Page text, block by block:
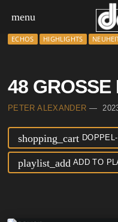
menu
ECHOS HIGHLIGHTS
48 GROSSE
PETER ALEXANDER — 2023
shopping_cart
playlist_add ADD TO